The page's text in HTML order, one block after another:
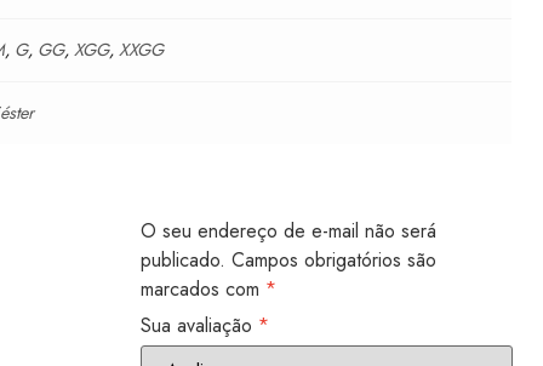
, G, GG,XGG,XXGG
O seu endereço de e-mail não será
publicado. Campos obrigatórios são
marcados com *
Sua avaliação *